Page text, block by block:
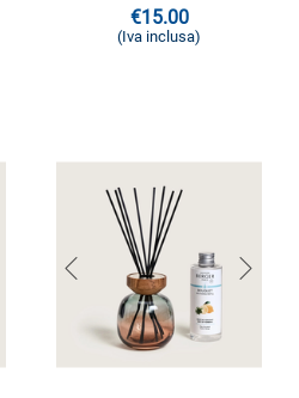
€15.00
(Iva inclusa)